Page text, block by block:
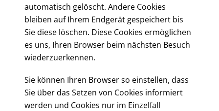
automatisch gelöscht. Andere Cookies
bleiben auf Ihrem Endgerät gespeichert bis
Sie diese löschen. Diese Cookies ermöglichen
es uns, Ihren Browser beim nächsten Besuch
wiederzuerkennen.
Sie können Ihren Browser so einstellen, dass
Sie über das Setzen von Cookies informiert
werden und Cookies nur im Einzelfall